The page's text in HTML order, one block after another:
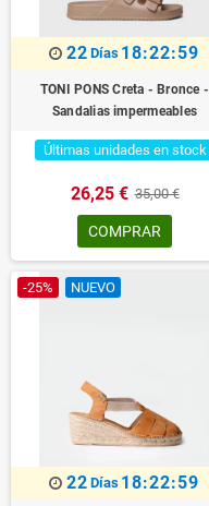
22 Días 18:22:59
TONI PONS Creta - Bronce -
Sandalias impermeables
Últimas unidades en stock
26,25 € 35,00 €
COMPRAR
-25% NUEVO
22 Días 18:22:59